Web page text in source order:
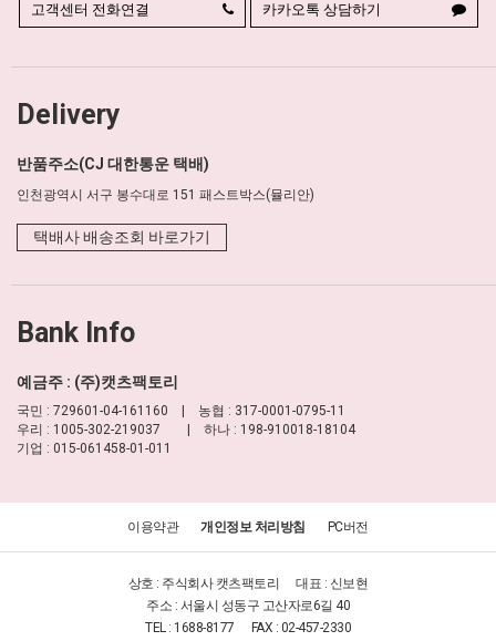
고객센터 전화연결 카카오톡 상담하기
Delivery
반품주소(CJ 대한통운 택배)
인천광역시 서구 봉수대로 151 패스트박스(뮬리안)
택배사 배송조회 바로가기
Bank Info
예금주 : (주)캣츠팩토리
국민 : 729601-04-161160 | 농협 : 317-0001-0795-11
우리 : 1005-302-219037 | 하나 : 198-910018-18104
기업 : 015-061458-01-011
이용약관 개인정보 처리방침 PC버전
상호 : 주식회사 캣츠팩토리
대표 : 신보현
주소 : 서울시 성동구 고산자로6길 40
TEL : 1688-8177
FAX : 02-457-2330